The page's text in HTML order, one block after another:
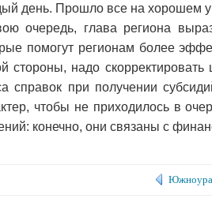
день. Прошло все на хорошем
очередь, глава региона
помогут регионам более
стороны, надо
справок при получении
чтобы не приходилось в
конечно, они связаны с